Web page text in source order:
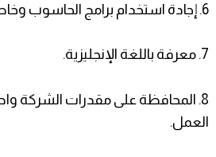
6. إجادة استخدام برامج الحاسوب وخاصة برنامج Ms Office.
7. معرفة باللغة الإنجليزية.
8. المحافظة على مقدرات الشركة
العمل.